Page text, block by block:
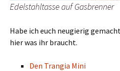
Edelstahltasse auf Gasbrenner
Habe ich euch neugierig
hier was ihr braucht.
Den Trangia Mini